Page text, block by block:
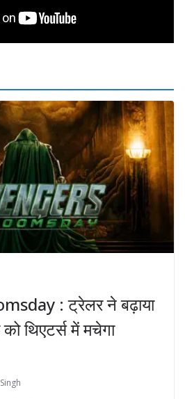
: ट्रेलर ने बढ़ाया
थिएटर्स में मचेगा